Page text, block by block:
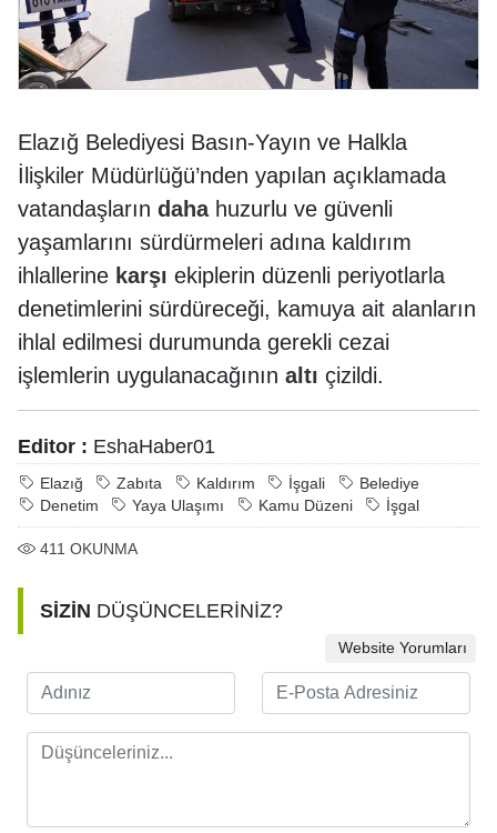
Elazığ Belediyesi Basın-Yayın ve Halkla
İlişkiler Müdürlüğü’nden yapılan açıklamada
vatandaşların dahahuzurlu ve güvenli
yaşamlarını sürdürmeleri adına kaldırım
ihlallerine karşı ekiplerin düzenli periyotlarla
denetimlerini sürdüreceği, kamuya ait alanların
ihlal edilmesi durumunda gerekli cezai
işlemlerin uygulanacağının altı çizildi.
Editor : EshaHaber01
Elazığ Zabıta Kaldırım İşgali
Belediye
Denetim
Yaya Ulaşımı Kamu Düzeni İşgal
411 OKUNMA
SİZİN DÜŞÜNCELERİNİZ?
Website Yorumları